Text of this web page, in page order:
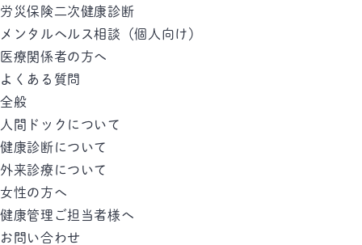
労災保険二次健康診断
メンタルヘルス相談（個人向け）
医療関係者の方へ
よくある質問
全般
人間ドックについて
健康診断について
外来診療について
女性の方へ
健康管理ご担当者様へ
お問い合わせ